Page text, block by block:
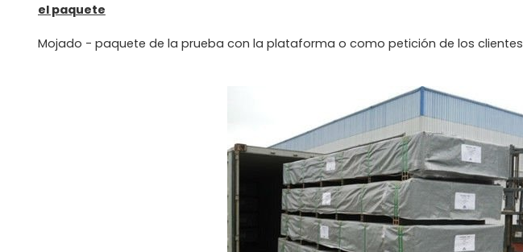
el paquete
Mojado - paquete de la prueba con la plataforma o como petición de los clientes